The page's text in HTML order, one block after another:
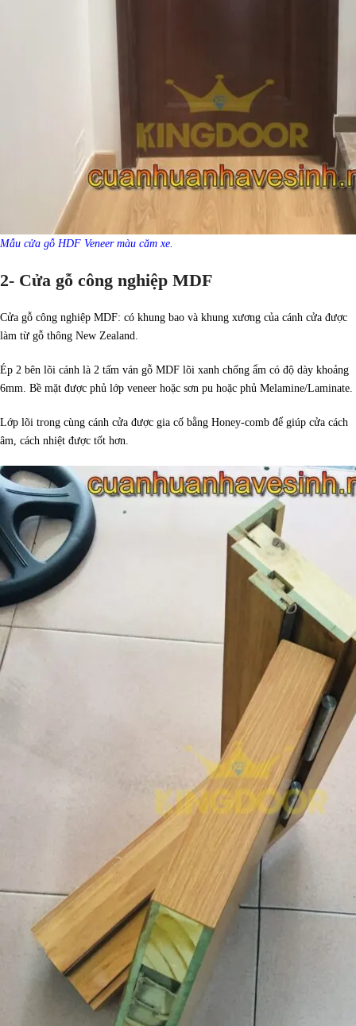
Mẫu cửa gỗ HDF Veneer màu căm xe.
2- Cửa gỗ công nghiệp MDF
Cửa gỗ công nghiệp MDF: có khung bao và khung xương của cánh cửa được
làm từ gỗ thông New Zealand.
Ép 2 bên lõi cánh là 2 tấm ván gỗ MDF lõi xanh chống ẩm có độ dày khoảng
6mm. Bề mặt được phủ lớp veneer hoặc sơn pu hoặc phủ Melamine/Laminate.
Lớp lõi trong cùng cánh cửa được gia cố bằng Honey-comb để giúp cửa cách
âm, cách nhiệt được tốt hơn.